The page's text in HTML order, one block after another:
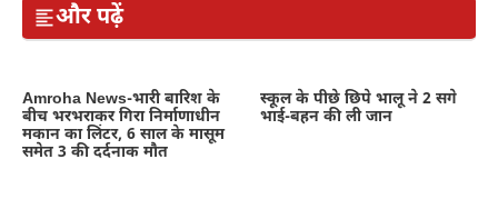
और पढ़ें
Amroha News-भारी बारिश के
बीच भरभराकर गिरा निर्माणाधीन
मकान का लिंटर, 6 साल के मासूम
समेत 3 की दर्दनाक मौत
स्कूल के पीछे छिपे भालू ने 2 सगे
भाई-बहन की ली जान